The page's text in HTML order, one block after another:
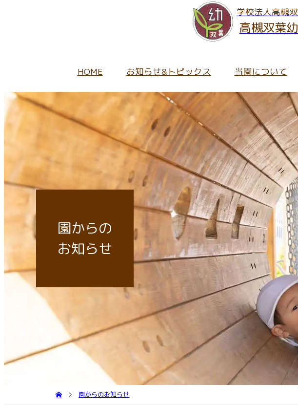
学校法人高槻
高槻双葉
HOME お知らせ&トピックス
園からのお知らせ
ふたば通信
未就園児と地域の
子育て支援のお知らせ
入園に関するInformation
当園について
当園のご案内
教育理念
園長メッセージ
園の概要
当園のあゆみ
アクセス
在園児向け提出書類
情報公開
個人情報保護方針
未就園児の保護者さま
地域の皆さま向け
未就園児と地域の
子育て支援のお知らせ
未就園児預かり事業「ス
子育て支援室
たねっこルーム / つちっ
園庭開放/園庭ピクニック/
子育て相談
幼稚園へのご入園
入園に関するInformation
募集要項
入園について
入園までの手続きフロー
入園に関する費用/諸費用
開園時間/教育時間
給食について
送迎バスコース案内
キッズルームだより
1日の流れ
キッズルーム入園のご案内
キッズルームふたばにつ
キッズルームふたばの見
採用情報Information
正職員募集要項
パート・アルバイト募集
当園の特長
採用についてのよくある
教職員採用のご応募・お
保育内容について
持ち物について
給食について
入園について
キッズルームふたばにつ
採用について
園からの
お知らせ
園からのお知らせ